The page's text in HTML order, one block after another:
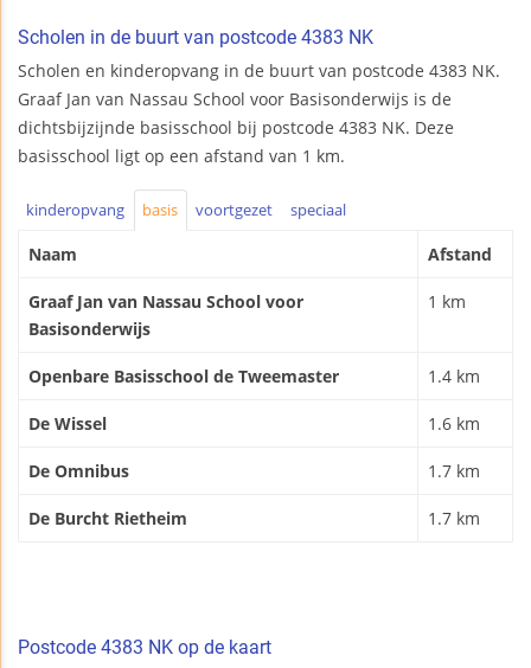
Scholen in de buurt van postcode 4383 NK
Scholen en kinderopvang in de buurt van postcode 4383 NK.
Graaf Jan van Nassau School voor Basisonderwijs is de
dichtsbijzijnde basisschool bij postcode 4383 NK. Deze
basisschool ligt op een afstand van 1 km.
kinderopvang basis voortgezet speciaal
Naam Afstand
Graaf Jan van Nassau School voor
Basisonderwijs
1 km
Openbare Basisschool de Tweemaster 1.4 km
De Wissel 1.6 km
De Omnibus 1.7 km
De Burcht Rietheim 1.7 km
Postcode 4383 NK op de kaart